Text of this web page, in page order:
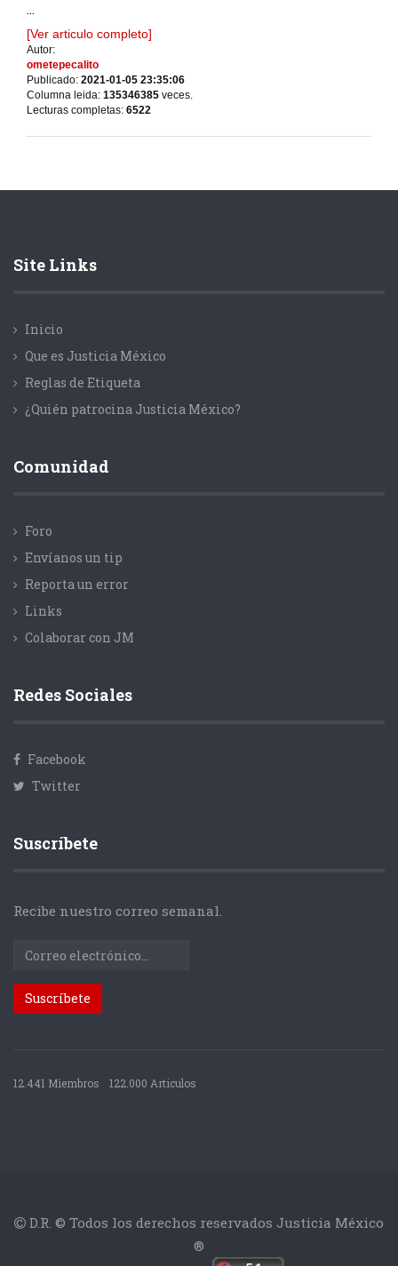
...
[Ver articulo completo]
Autor:
ometepecalito
Publicado: 2021-01-05 23:35:06
Columna leida: 135346385 veces.
Lecturas completas: 6522
Site Links
Inicio
Que es Justicia México
Reglas de Etiqueta
¿Quién patrocina Justicia México?
Comunidad
Foro
Envíanos un tip
Reporta un error
Links
Colaborar con JM
Redes Sociales
Facebook
Twitter
Suscríbete
Recibe nuestro correo semanal.
12.441 Miembros 122.000 Articulos
D.R. © Todos los derechos reservados Justicia México
®